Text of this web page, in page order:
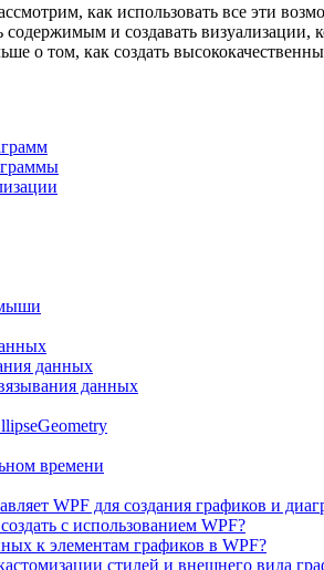
как использовать все эти
содержимым и создавать
о том, как создать
данных
данных
времени
WPF для создания графиков и
с использованием WPF?
к элементам графиков в WPF?
стилей и внешнего вида